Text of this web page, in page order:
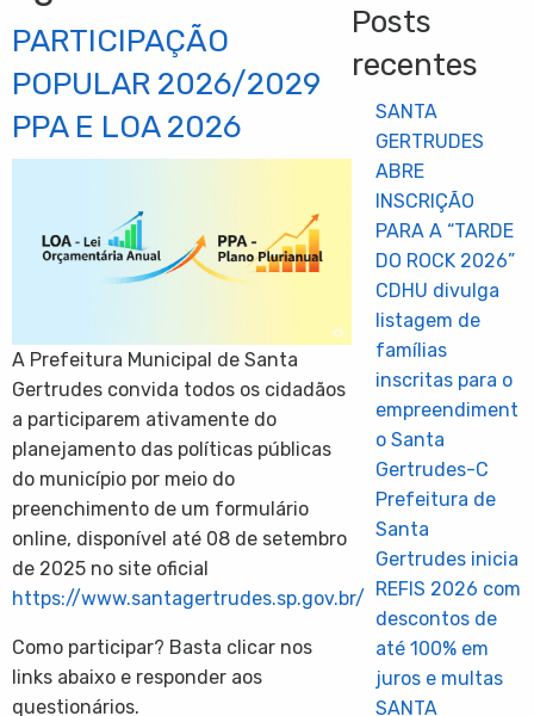
PARTICIPAÇÃO
POPULAR 2026/2029
PPA E LOA 2026
A Prefeitura Municipal de Santa
Gertrudes convida todos os cidadãos
a participarem ativamente do
planejamento das políticas públicas
do município por meio do
preenchimento de um formulário
online, disponível até 08 de setembro
de 2025 no site oficial
https://www.santagertrudes.sp.gov.br/
Como participar? Basta clicar nos
links abaixo e responder aos
questionários.
Posts
recentes
SANTA
GERTRUDES
ABRE
INSCRIÇÃO
PARA A “TARDE
DO ROCK 2026”
CDHU divulga
listagem de
famílias
inscritas para o
empreendiment
o Santa
Gertrudes-C
Prefeitura de
Santa
Gertrudes inicia
REFIS 2026 com
descontos de
até 100% em
juros e multas
SANTA